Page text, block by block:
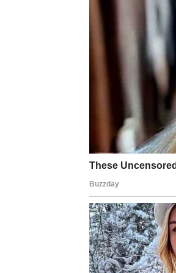
Dan
više nego što misliš.
LAV —
Kuća govori o
kojem živiš i na
pričati s porodicom,
aplauz — nego mir.
Ljubav:Potreba za
neko ko ima
Posao/novac:
Poruka dana:“Kad ti